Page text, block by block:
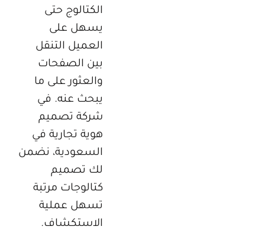
الكتالوج حتى
يسهل على
العميل التنقل
بين الصفحات
والعثور على ما
يبحث عنه. في
شركة تصميم
هوية تجارية في
السعودية، نضمن
لك تصميم
كتالوجات مرتبة
تسهل عملية
الاستكشاف.